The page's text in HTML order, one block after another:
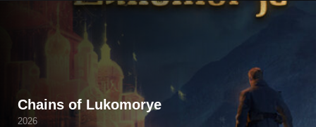
Chains of Lukomorye
2026